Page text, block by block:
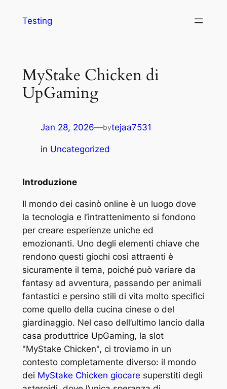
Testing
MyStake Chicken di
UpGaming
Jan 28, 2026—bytejaa7531
in Uncategorized
Introduzione
Il mondo dei casinò online è un luogo dove
la tecnologia e l’intrattenimento si fondono
per creare esperienze uniche ed
emozionanti. Uno degli elementi chiave che
rendono questi giochi così attraenti è
sicuramente il tema, poiché può variare da
fantasy ad avventura, passando per animali
fantastici e persino stili di vita molto specifici
come quello della cucina cinese o del
giardinaggio. Nel caso dell’ultimo lancio dalla
casa produttrice UpGaming, la slot
"MyStake Chicken", ci troviamo in un
contesto completamente diverso: il mondo
dei MyStake Chicken giocare superstiti degli